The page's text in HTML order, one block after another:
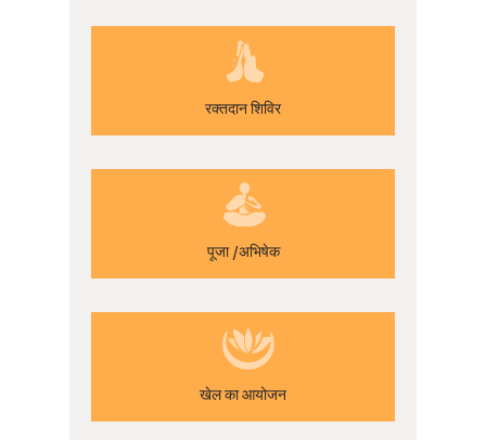
रक्तदान शिविर
पूजा /अभिषेक
खेल का आयोजन